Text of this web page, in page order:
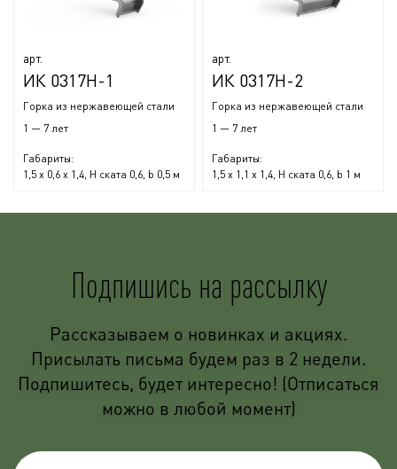
арт.
ИК 0317Н-1
Горка из нержавеющей стали
1 — 7 лет
Габариты:
1,5 x 0,6 x 1,4, H ската 0,6, b 0,5 м
арт.
ИК 0317Н-2
Горка из нержавеющей стали
1 — 7 лет
Габариты:
1,5 x 1,1 x 1,4, H ската 0,6, b 1 м
Подпишись на рассылку
Рассказываем о новинках и акциях.
Присылать письма будем раз в 2 недели.
Подпишитесь, будет интересно! (Отписаться
можно в любой момент)